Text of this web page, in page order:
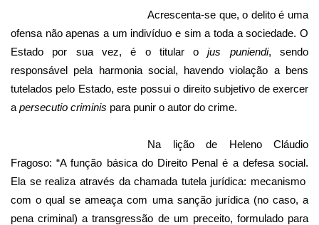
Acrescenta-se que, o delito é uma
ofensa não apenas a um indivíduo e sim a toda a sociedade. O
Estado por sua vez, é o titular ojus puniendi, sendo
responsável pela harmonia social, havendo violação a bens
tutelados pelo Estado, este possui o direito subjetivo de exercer
a persecutio criminis para punir o autor do crime.
Na lição de Heleno Cláudio
Fragoso: “A função básica do Direito Penal é a defesa social.
Ela se realiza através da chamada tutela jurídica: mecanismo
com o qual se ameaça com uma sanção jurídica (no caso, a
pena criminal) a transgressão de um preceito, formulado para